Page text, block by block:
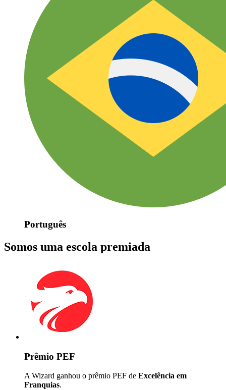
Português
Somos uma escola premiada
Prêmio PEF
A Wizard ganhou o prêmio PEF de Excelência em
Franquias.